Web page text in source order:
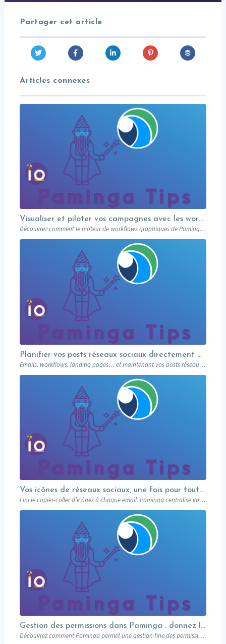
Partager cet article
Articles connexes
Visualiser et piloter vos campagnes avec les workflows graphiques Paminga.
Découvrez comment le moteur de workflows graphiques de Paminga vous permet de visualiser toute la logique de vos campagnes en un seul coup d’œil — branches conditionnelles, AB tests, waits et intégration Salesforce.
Planifier vos posts réseaux sociaux directement depuis votre MA
Emails, workflows, landing pages… et maintenant vos posts réseaux sociaux. Paminga centralise votre marketing dans un seul outil. Paminga Tip #08.
Vos icônes de réseaux sociaux, une fois pour toutes
Fini le copier-coller d’icônes à chaque email. Paminga centralise vos profils sociaux et les met à disposition de toute l’équipe via un élément dédié. Découvrez comment en 5 minutes.
Gestion des permissions dans Paminga : donnez les bons droits aux bonnes personnes
Découvrez comment Paminga permet une gestion fine des permissions : rôles, équipes, workspaces et contrôle au niveau des champs. Sécurisez votre marketing automation.